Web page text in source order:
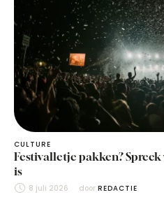
CULTURE
Festivalletje pakken?
is
8 juli 2026 door REDACTIE